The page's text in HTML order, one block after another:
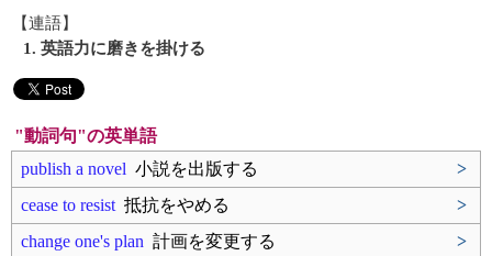
【連語】
1. 英語力に磨きを掛ける
"動詞句"の英単語
publish a novel 小説を出版する
>
cease to resist 抵抗をやめる
>
change one's plan 計画を変更する
>